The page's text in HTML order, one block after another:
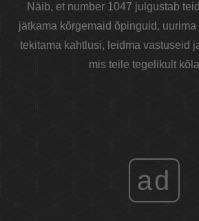
Näib, et number 1047 julgustab
jätkama kõrgemaid õpinguid,
tekitama kahtlusi, leidma vastuseid
mis teile tegelikult
ad